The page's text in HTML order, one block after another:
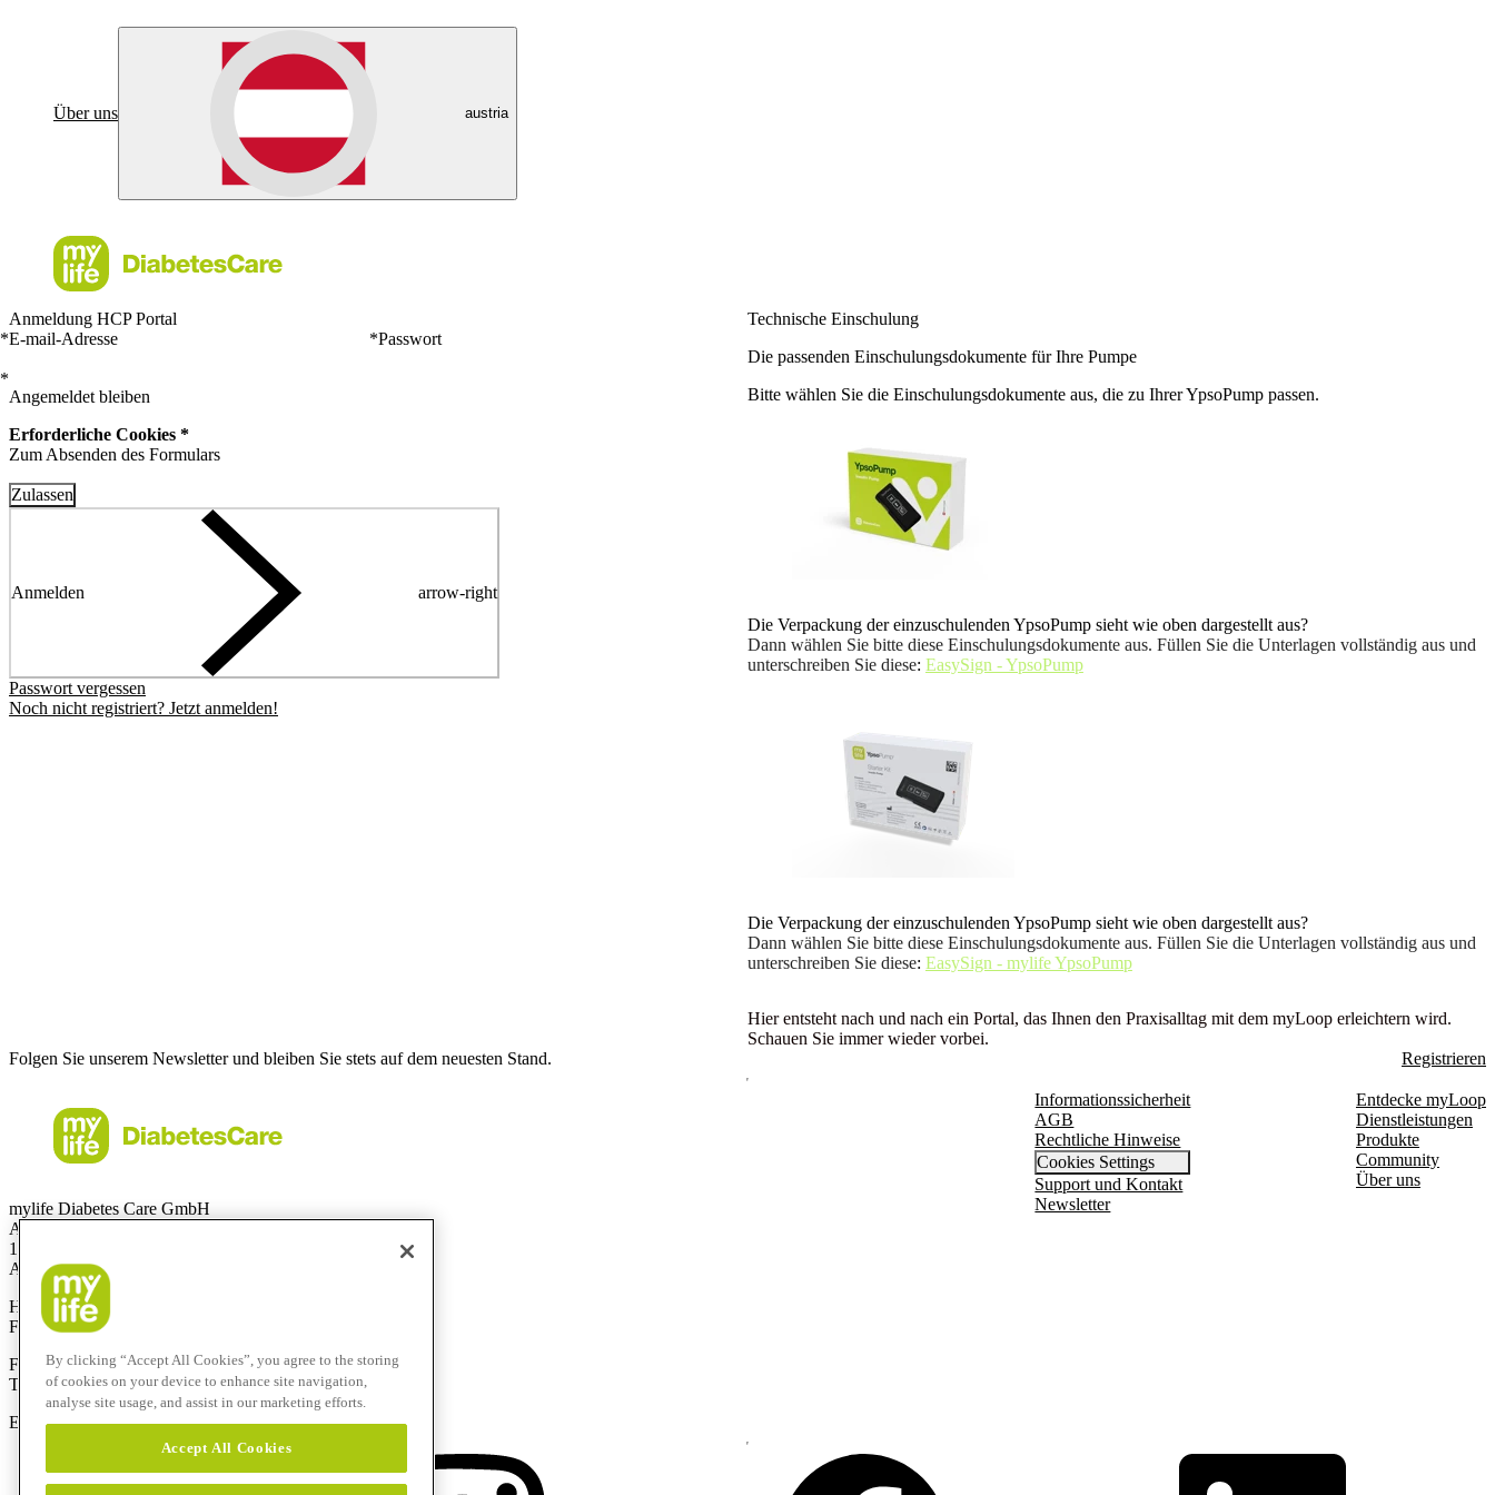
Über uns austria
Anmeldung HCP Portal
*E-mail-Adresse
*
Angemeldet bleiben
*Passwort
Erforderliche Cookies *
Zum Absenden des Formulars
Zulassen
Anmelden arrow-right
Passwort vergessen
Noch nicht registriert? Jetzt anmelden!
Technische Einschulung
Die passenden Einschulungsdokumente für Ihre Pumpe
Bitte wählen Sie die Einschulungsdokumente aus, die zu Ihrer YpsoPump passen.
Die Verpackung der einzuschulenden YpsoPump sieht wie oben dargestellt aus?
Dann wählen Sie bitte diese Einschulungsdokumente aus. Füllen Sie die Unterlagen vollständig aus und
unterschreiben Sie diese: EasySign - YpsoPump
Die Verpackung der einzuschulenden YpsoPump sieht wie oben dargestellt aus?
Dann wählen Sie bitte diese Einschulungsdokumente aus. Füllen Sie die Unterlagen vollständig aus und
unterschreiben Sie diese: EasySign - mylife YpsoPump
Hier entsteht nach und nach ein Portal, das Ihnen den Praxisalltag mit dem myLoop erleichtern wird.
Schauen Sie immer wieder vorbei.
Folgen Sie unserem Newsletter und bleiben Sie stets auf dem neuesten Stand.
Registrieren
mylife Diabetes Care GmbH
Am Euro Platz 2
1120 Wien
Austria
Hotline:0800 300 304
Fax:+43 720 880 148
Für Anrufe aus dem Ausland:
Technik-Hotline:+43 720 882 805
E-Mail:service@mylife-diabetescare.at
Informationssicherheit
AGB
Rechtliche Hinweise
Cookies Settings
Support und Kontakt
Newsletter
Entdecke myLoop
Dienstleistungen
Produkte
Community
Über uns
By clicking “Accept All Cookies”, you agree to the storing
of cookies on your device to enhance site navigation,
analyse site usage, and assist in our marketing efforts.
Accept All Cookies